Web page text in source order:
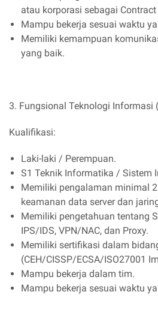
atau korporasi sebagai Contract
Mampu bekerja sesuai waktu
Memiliki kemampuan
yang baik.
3. Fungsional Teknologi Informasi
Kualifikasi:
Laki-laki / Perempuan.
S1 Teknik Informatika / Sistem
Memiliki pengalaman minimal
keamanan data server dan
Memiliki pengetahuan tentang
IPS/IDS, VPN/NAC, dan Proxy.
Memiliki sertifikasi dalam
(CEH/CISSP/ECSA/ISO27001
Mampu bekerja dalam tim.
Mampu bekerja sesuai waktu